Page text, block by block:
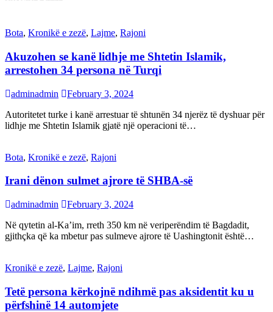
Bota, Kronikë e zezë, Lajme, Rajoni
Akuzohen se kanë lidhje me Shtetin Islamik,
arrestohen 34 persona në Turqi
adminadmin
February 3, 2024
Autoritetet turke i kanë arrestuar të shtunën 34 njerëz të dyshuar për
lidhje me Shtetin Islamik gjatë një operacioni të…
Bota, Kronikë e zezë, Rajoni
Irani dënon sulmet ajrore të SHBA-së
adminadmin
February 3, 2024
Në qytetin al-Ka’im, rreth 350 km në veriperëndim të Bagdadit,
gjithçka që ka mbetur pas sulmeve ajrore të Uashingtonit është…
Kronikë e zezë, Lajme, Rajoni
Tetë persona kërkojnë ndihmë pas aksidentit ku u
përfshinë 14 automjete